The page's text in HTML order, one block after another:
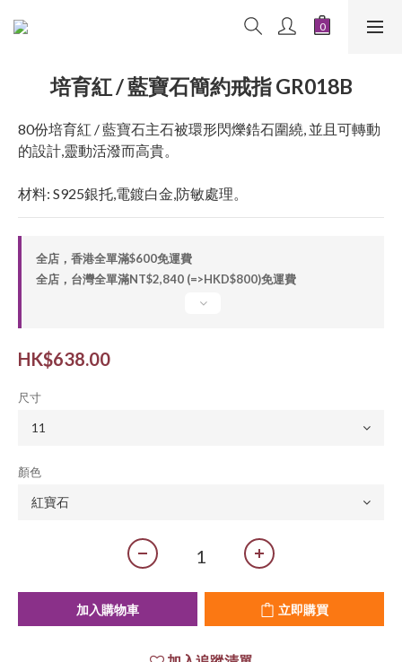
培育紅 / 藍寶石簡約戒指 GR018B
80份培育紅 / 藍寶石主石被環形閃爍鋯石圍繞, 並且可轉動
的設計,靈動活潑而高貴。
材料: S925銀托,電鍍白金,防敏處理。
全店，香港全單滿$600免運費
全店，台灣全單滿NT$2,840 (=>HKD$800)免運費
HK$638.00
尺寸
顏色
加入購物車 立即購買